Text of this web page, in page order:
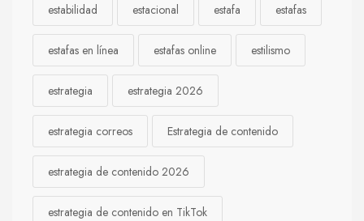
estabilidad estacional estafa estafas
estafas en línea estafas online estilismo
estrategia estrategia 2026
estrategia correos Estrategia de contenido
estrategia de contenido 2026
estrategia de contenido en TikTok